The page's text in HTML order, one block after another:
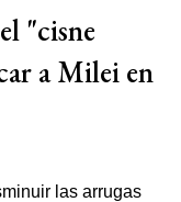
"cisne
a Milei en